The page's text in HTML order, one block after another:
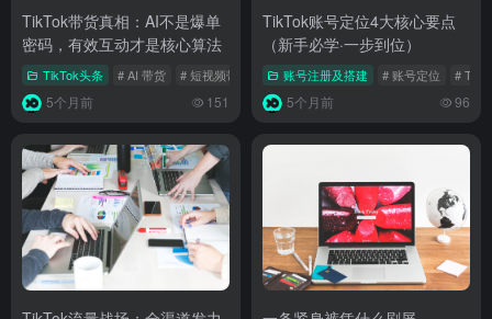
TikTok带货真相：AI不是爆单
密码，有效互动才是核心算法
TikTok头条 # AI 带货 # 短视频带货 # TikTok电商
5个月前 151
TikTok账号定位4大核心要点
（新手必学·一步到位）
账号注册及搭建 # 账号定位 #
5个月前 96